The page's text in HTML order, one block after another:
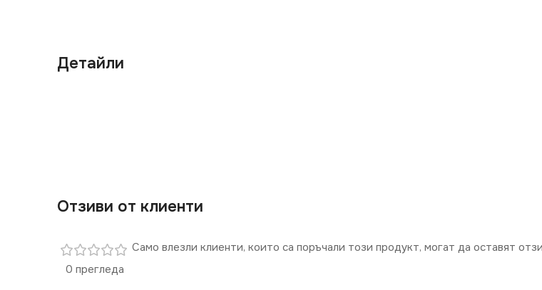
Детайли
Отзиви от клиенти
0 прегледа
Само влезли клиенти, които са поръчали този продукт, могат да оставят